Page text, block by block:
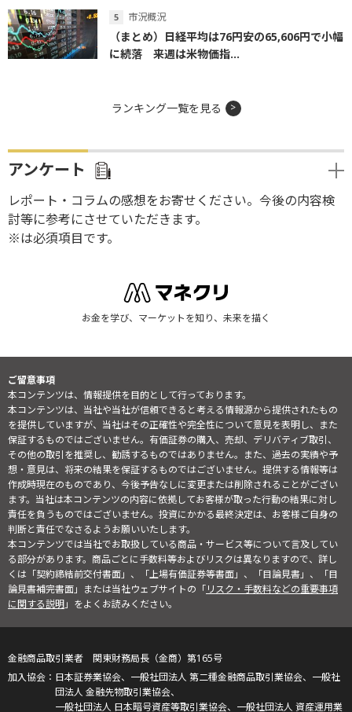
市況概況
（まとめ）日経平均は76円安の65,606円で小幅
に続落 来週は米物価指...
ランキング一覧を見る
アンケート
レポート・コラムの感想をお寄せください。今後の内容検
討等に参考にさせていただきます。
※は必須項目です。
お金を学び、マーケットを知り、未来を描く
ご留意事項
本コンテンツは、情報提供を目的として行っております。
本コンテンツは、当社や当社が信頼できると考える情報源から提供されたもの
を提供していますが、当社はその正確性や完全性について意見を表明し、また
保証するものではございません。有価証券の購入、売却、デリバティブ取引、
その他の取引を推奨し、勧誘するものではありません。また、過去の実績や予
想・意見は、将来の結果を保証するものではございません。提供する情報等は
作成時現在のものであり、今後予告なしに変更または削除されることがござい
ます。当社は本コンテンツの内容に依拠してお客様が取った行動の結果に対し
責任を負うものではございません。投資にかかる最終決定は、お客様ご自身の
判断と責任でなさるようお願いいたします。
本コンテンツでは当社でお取扱している商品・サービス等について言及してい
る部分があります。商品ごとに手数料等およびリスクは異なりますので、詳し
くは「契約締結前交付書面」、「上場有価証券等書面」、「目論見書」、「目
論見書補完書面」または当社ウェブサイトの「リスク・手数料などの重要事項
に関する説明」をよくお読みください。
金融商品取引業者 関東財務局長（金商）第165号
日本証券業協会、一般社団法人 第二種金融商品取引業協会、一般社
団法人 金融先物取引業協会、
一般社団法人 日本暗号資産等取引業協会、一般社団法人 資産運用業